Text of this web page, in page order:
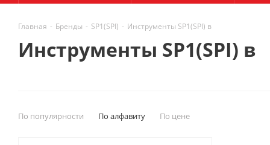
Главная - Бренды - SP1(SPI) - Инструменты SP1(SPI) в
Инструменты SP1(SPI) в
По популярности По алфавиту По цене